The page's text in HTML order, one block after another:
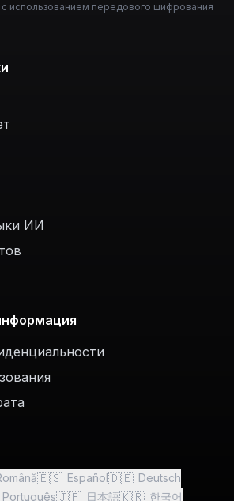
использованием передового шифрования
ИИ
🇪🇸 Español🇩🇪 Deutsch
Português🇯🇵 日本語🇰🇷 한국어